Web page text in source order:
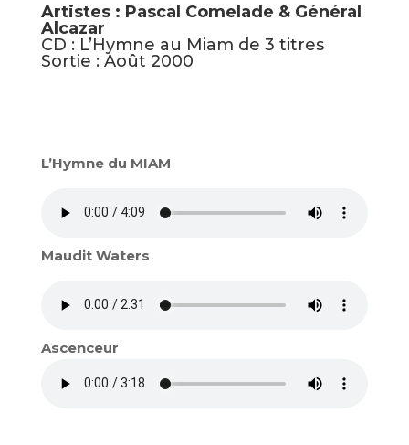
Artistes : Pascal Comelade & Général
Alcazar
CD : L’Hymne au Miam de 3 titres
Sortie : Août 2000
L’Hymne du MIAM
Maudit Waters
Ascenceur